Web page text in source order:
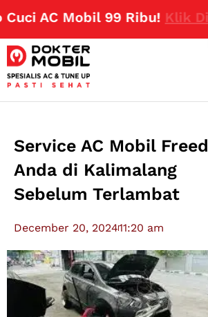
AC Mobil 99 Ribu!Klik Disini
Service AC Mobil Freed
Anda di Kalimalang
Sebelum Terlambat
December 20, 202411:20 am